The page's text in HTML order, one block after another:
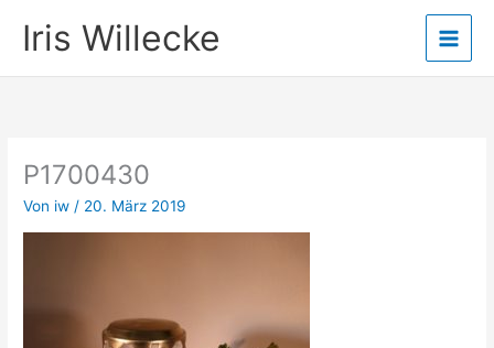
InhaltIris Willecke
P1700430
Von iw / 20. März 2019